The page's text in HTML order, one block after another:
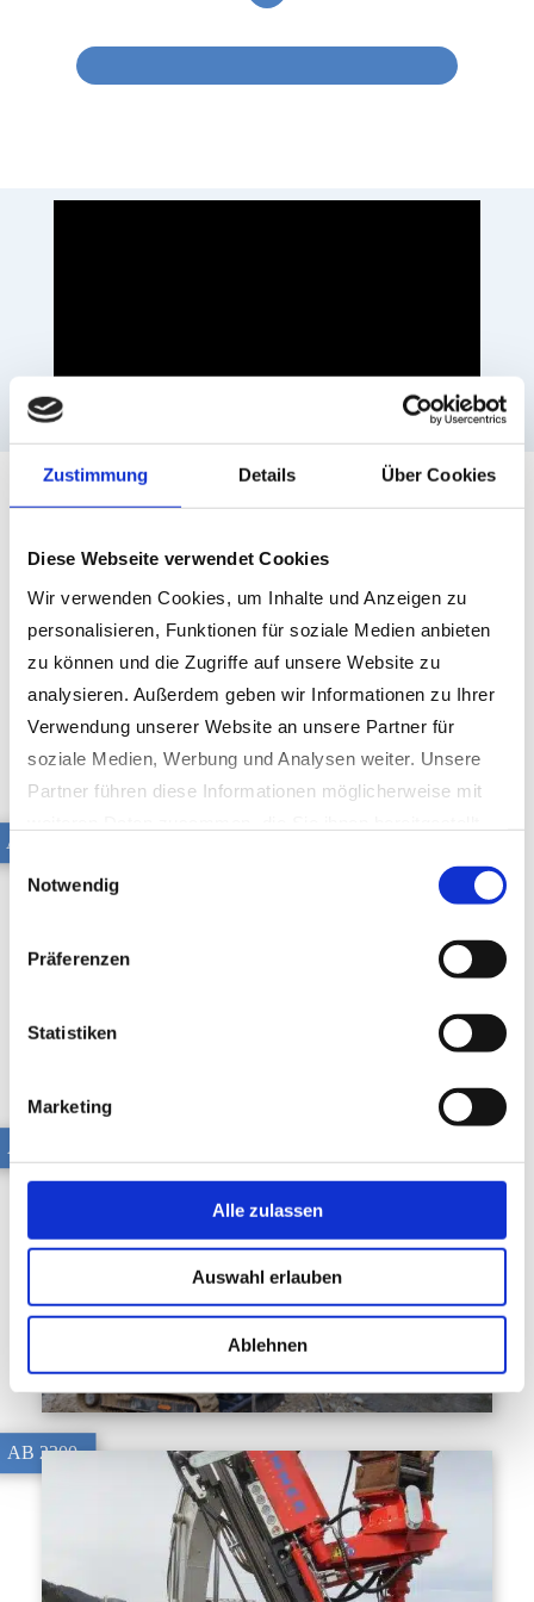
Zustimmung Details Über Cookies
Diese Webseite verwendet Cookies
Wir verwenden Cookies, um Inhalte und Anzeigen zu
personalisieren, Funktionen für soziale Medien anbieten
zu können und die Zugriffe auf unsere Website zu
analysieren. Außerdem geben wir Informationen zu Ihrer
Verwendung unserer Website an unsere Partner für
soziale Medien, Werbung und Analysen weiter. Unsere
Partner führen diese Informationen möglicherweise mit
gesammelt haben.
Einwilligungsauswahl
Notwendig
Präferenzen
Statistiken
Marketing
Alle zulassen
Auswahl erlauben
Ablehnen
Ähnliche Produkte
AB L100
AB 1300
AB 2300